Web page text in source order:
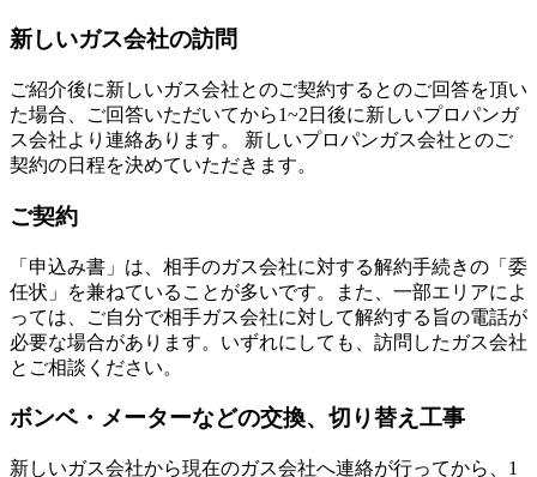
新しいガス会社の訪問
ご紹介後に新しいガス会社とのご契約するとのご回答を頂い
た場合、ご回答いただいてから1~2日後に新しいプロパンガ
ス会社より連絡あります。 新しいプロパンガス会社とのご
契約の日程を決めていただきます。
ご契約
「申込み書」は、相手のガス会社に対する解約手続きの「委
任状」を兼ねていることが多いです。また、一部エリアによ
っては、ご自分で相手ガス会社に対して解約する旨の電話が
必要な場合があります。いずれにしても、訪問したガス会社
とご相談ください。
ボンベ・メーターなどの交換、切り替え工事
新しいガス会社から現在のガス会社へ連絡が行ってから、1